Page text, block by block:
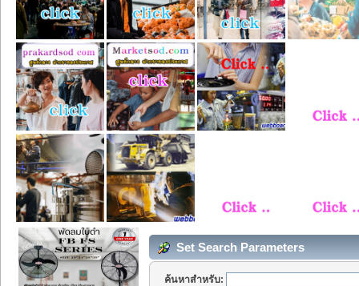
Set Search Parameters
ค้นหาสำหรับ: